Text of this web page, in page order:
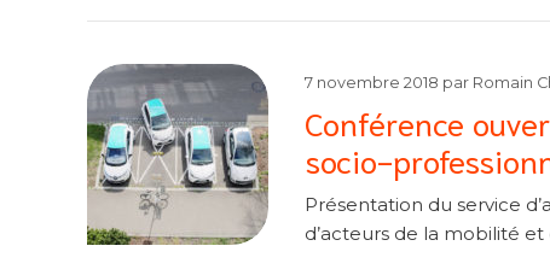
Conférence
socio-
7 novembre 2018 par Romain
Présentation du service
d’acteurs de la mobilité